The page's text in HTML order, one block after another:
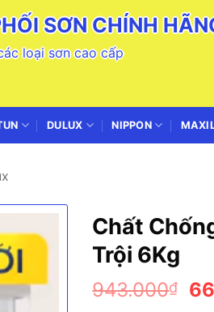
SƠN CHÍNH
loại sơn cao cấp
DULUX NIPPON
Chất
Trội 6Kg
943.000₫